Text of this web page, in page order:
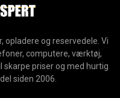
USB-C
A, 3x USB-C
opladere og reservedele. Vi
computere, værktøj,
skarpe priser og med hurtig
siden 2006.